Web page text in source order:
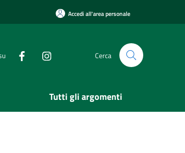
Accedi all'area personale
Cerca
Tutti gli argomenti